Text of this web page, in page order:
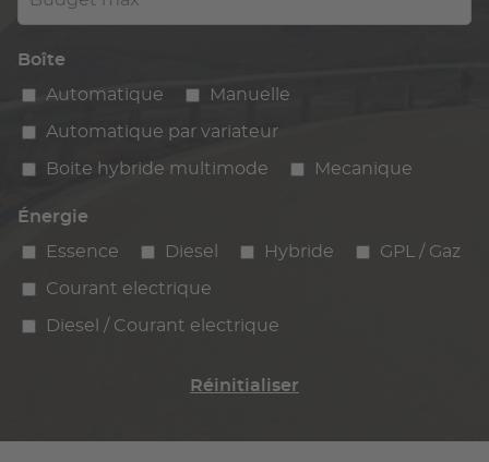
Boîte
Automatique
Manuelle
Automatique par variateur
Boite hybride multimode Mecanique
Énergie
Essence
Diesel Hybride GPL / Gaz
Courant electrique
Diesel / Courant electrique
Réinitialiser